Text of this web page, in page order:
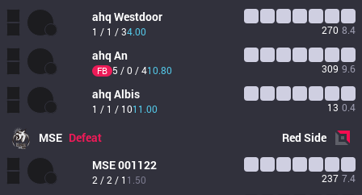
ahq Westdoor
1 / 1 / 34.00 270 8.4
ahq An
FB 5 / 0 / 410.80 309 9.6
ahq Albis
1 / 1 / 1011.00 13 0.4
MSE Defeat RedSide
MSE001122
2 / 2 / 1 1.50 237 7.4